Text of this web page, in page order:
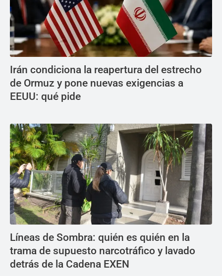
Irán condiciona la reapertura del estrecho
de Ormuz y pone nuevas exigencias a
EEUU: qué pide
Líneas de Sombra: quién es quién en la
trama de supuesto narcotráfico y lavado
detrás de la Cadena EXEN